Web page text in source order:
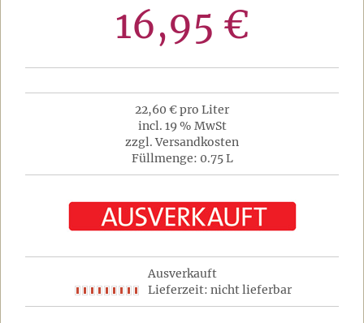
16,95 €
22,60 € pro Liter
incl. 19 % MwSt
zzgl. Versandkosten
Füllmenge: 0.75 L
Ausverkauft
Lieferzeit: nicht lieferbar